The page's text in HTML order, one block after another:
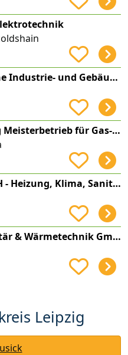
TIGA Technische Industrie- und Gebäude-Ausrüstung GmbH
Uwe Haferburg Meisterbetrieb für Gas-, Wasser- und Heizungsinstallation
Wegener GmbH - Heizung, Klima, Sanitär -
Wurzener Sanitär & Wärmetechnik GmbH
Leipzig